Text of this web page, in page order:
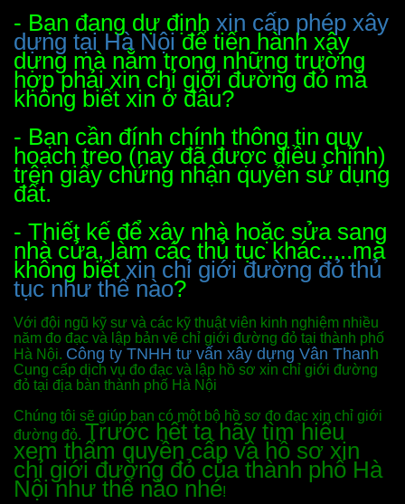
- Bạn đang dự định xin cấp phép xây
dựng tại Hà Nội để tiến hành xây
dựng mà nằm trong những trường
hợp phải xin chỉ giới đường đỏ mà
không biết xin ở đâu?
- Bạn cần đính chính thông tin quy
hoạch treo (nay đã được điều chỉnh)
trên giấy chứng nhận quyền sử dụng
đất.
- Thiết kế để xây nhà hoặc sửa sang
nhà cửa, làm các thủ tục khác.....mà
không biết xin chỉ giới đường đỏ thủ
tục như thế nào?
Với đội ngũ kỹ sư và các kỹ thuật viên kinh nghiệm nhiều
năm đo đạc và lập bản vẽ chỉ giới đường đỏ tại thành phố
Hà Nội. Công ty TNHH tư vấn xây dựng Vân Than h
Cung cấp dịch vụ đo đạc và lập hồ sơ xin chỉ giới đường
đỏ tại địa bàn thành phố Hà Nội
Chúng tôi sẽ giúp bạn có một bộ hồ sơ đo đạc xin chỉ giới
đường đỏ. Trước hết ta hãy tìm hiểu
xem thẩm quyền cấp và hồ sơ xin
chỉ giới đường đỏ của thành phố Hà
Nội như thế nào nhé!